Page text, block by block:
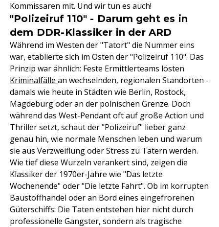
Kommissaren mit. Und wir tun es auch!
"Polizeiruf 110" - Darum geht es in
dem DDR-Klassiker in der ARD
Während im Westen der "Tatort" die Nummer eins
war, etablierte sich im Osten der "Polizeiruf 110". Das
Prinzip war ähnlich: Feste Ermittlerteams lösten
Kriminalfälle an wechselnden, regionalen Standorten -
damals wie heute in Städten wie Berlin, Rostock,
Magdeburg oder an der polnischen Grenze. Doch
während das West-Pendant oft auf große Action und
Thriller setzt, schaut der "Polizeiruf" lieber ganz
genau hin, wie normale Menschen leben und warum
sie aus Verzweiflung oder Stress zu Tätern werden.
Wie tief diese Wurzeln verankert sind, zeigen die
Klassiker der 1970er-Jahre wie "Das letzte
Wochenende" oder "Die letzte Fahrt". Ob im korrupten
Baustoffhandel oder an Bord eines eingefrorenen
Güterschiffs: Die Taten entstehen hier nicht durch
professionelle Gangster, sondern als tragische